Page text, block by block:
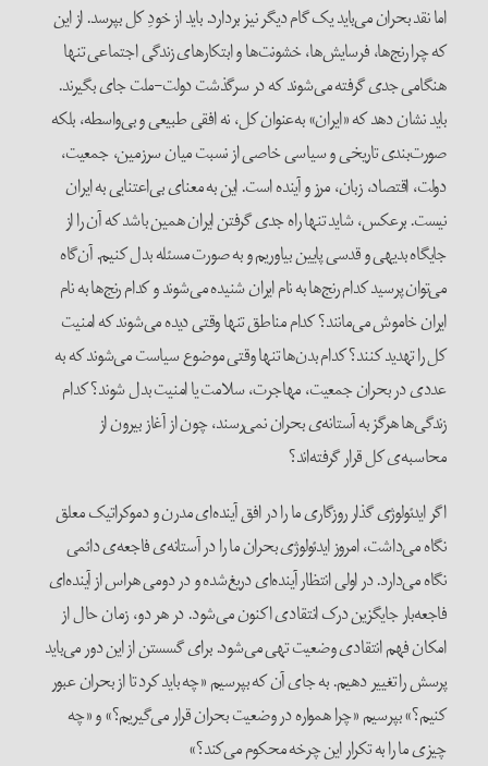
اما نقد بحران می‌باید یک گام دیگر نیز بردارد. باید از خودِ کل بپرسد. از این
که چرا رنج‌ها، فرسایش‌ها، خشونت‌ها و ابتکارهای زندگی اجتماعی تنها
هنگامی جدی گرفته می‌شوند که در سرگذشت دولت-ملت جای بگیرند.
باید نشان دهد که «ایران» به‌عنوان کل، نه افقی طبیعی و بی‌واسطه، بلکه
صورت‌بندی تاریخی و سیاسی خاصی از نسبت میان سرزمین، جمعیت،
دولت، اقتصاد، زبان، مرز و آینده است. این به معنای بی‌اعتنایی به ایران
نیست. برعکس، شاید تنها راه جدی گرفتن ایران همین باشد که آن را از
جایگاه بدیهی و قدسی پایین بیاوریم و به صورت مسئله بدل کنیم. آن‌گاه
می‌توان پرسید کدام رنج‌ها به نام ایران شنیده می‌شوند و کدام رنج‌ها به نام
ایران خاموش می‌مانند؟ کدام مناطق تنها وقتی دیده می‌شوند که امنیت
کل را تهدید کنند؟ کدام بدن‌ها تنها وقتی موضوع سیاست می‌شوند که به
عددی در بحران جمعیت، مهاجرت، سلامت یا امنیت بدل شوند؟ کدام
زندگی‌ها هرگز به آستانه‌ی بحران نمی‌رسند، چون از آغاز بیرون از
محاسبه‌ی کل قرار گرفته‌اند؟
اگر ایدئولوژی گذار روزگاری ما را در افق آینده‌ای مدرن و دموکراتیک معلق
نگاه می‌داشت، امروز ایدئولوژی بحران ما را در آستانه‌ی فاجعه‌ی دائمی
نگاه می‌دارد. در اولی انتظار آینده‌ای دریغ‌شده و در دومی هراس از آینده‌ای
فاجعه‌بار جایگزین درک انتقادی اکنون می‌شود. در هر دو، زمان حال از
امکان فهم انتقادی وضعیت تهی می‌شود. برای گسستن از این دور می‌باید
پرسش را تغییر دهیم. به جای آن ‌که بپرسیم «چه باید کرد تا از بحران عبور
کنیم؟» بپرسیم «چرا همواره در وضعیت بحران قرار می‌گیریم؟» و «چه
چیزی ما را به تکرار این چرخه محکوم می‌کند؟»